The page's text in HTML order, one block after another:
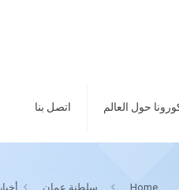
حول العالم اتصل بنا
Home سلطنة عمان